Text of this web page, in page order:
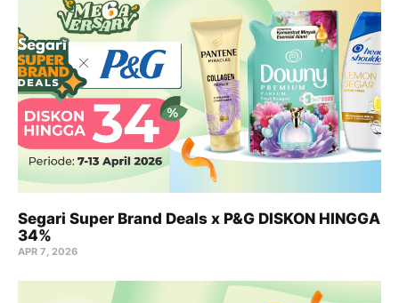
Segari Super Brand Deals x P&G DISKON HINGGA
34%
APR 7, 2026